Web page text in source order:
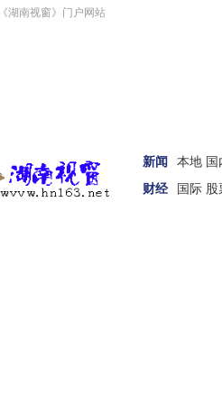
湖南视窗》门户网站
新闻 本地 国
财经
国际 股